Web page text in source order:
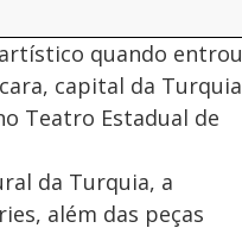
quando entrou
capital da Turquia
Teatro Estadual de
da Turquia, a
além das peças